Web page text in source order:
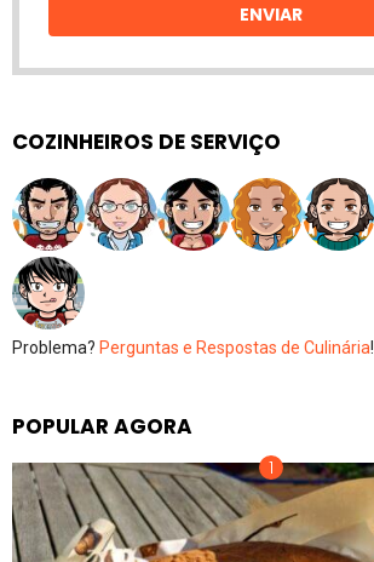
ENVIAR
COZINHEIROS DE SERVIÇO
Problema? Perguntas e Respostas de Culinária!
POPULAR AGORA